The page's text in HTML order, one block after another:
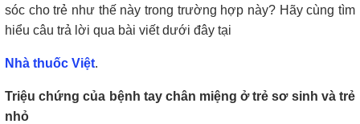
sóc cho trẻ như thế này trong trường hợp này? Hãy cùng tìm
hiểu câu trả lời qua bài viết dưới đây tại
Nhà thuốc Việt.
Triệu chứng của bệnh tay chân miệng ở trẻ sơ sinh và trẻ
nhỏ